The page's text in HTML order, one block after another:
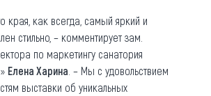
края, как всегда, самый яркий и
стильно, – комментирует зам.
по маркетингу санатория
Елена Харина . – Мы с удовольствием
выставки об уникальных